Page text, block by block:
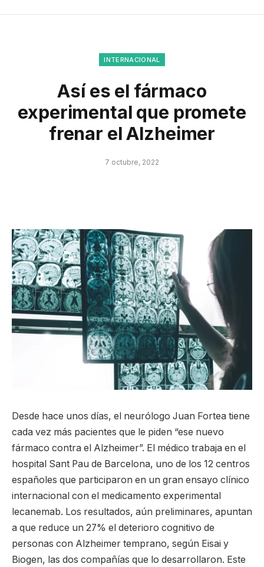
INTERNACIONAL
Así es el fármaco
experimental que promete
frenar el Alzheimer
7 octubre, 2022
Desde hace unos días, el neurólogo Juan Fortea tiene
cada vez más pacientes que le piden “ese nuevo
fármaco contra el Alzheimer”. El médico trabaja en el
hospital Sant Pau de Barcelona, uno de los 12 centros
españoles que participaron en un gran ensayo clínico
internacional con el medicamento experimental
lecanemab. Los resultados, aún preliminares, apuntan
a que reduce un 27% el deterioro cognitivo de
personas con Alzheimer temprano, según Eisai y
Biogen, las dos compañías que lo desarrollaron. Este